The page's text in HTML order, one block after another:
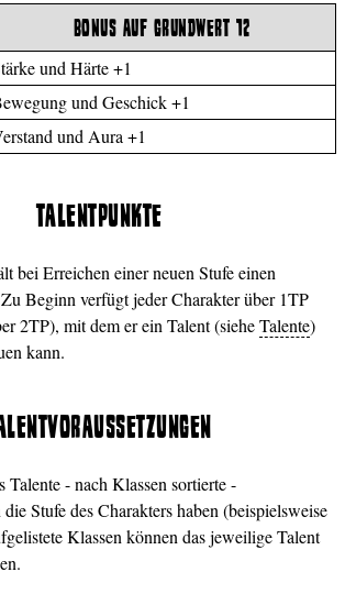
BONUS AUF GRUNDWERT 12
und Härte +1
und Geschick +1
und Aura +1
TALENTPUNKTE
bei Erreichen einer neuen Stufe einen
Beginn verfügt jeder Charakter über 1TP
2TP), mit dem er ein Talent (sieheTalente)
kann.
Talente - nach Klassen sortierte -
Stufe des Charakters haben (beispielsweise
Klassen können das jeweilige Talent